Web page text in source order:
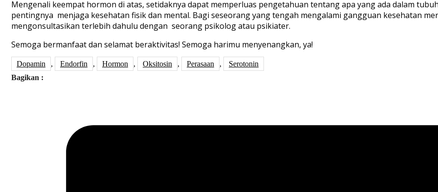
Mengenali keempat hormon di atas, setidaknya dapat memperluas pengetahuan tentang apa yang ada dalam
pentingnya menjaga kesehatan fisik dan mental. Bagi seseorang yang tengah mengalami gangguan kesehatan
mengonsultasikan terlebih dahulu dengan seorang psikolog atau psikiater.
Semoga bermanfaat dan selamat beraktivitas! Semoga harimu menyenangkan, ya!
Dopamin , Endorfin , Hormon , Oksitosin , Perasaan ,
Serotonin
Bagikan :